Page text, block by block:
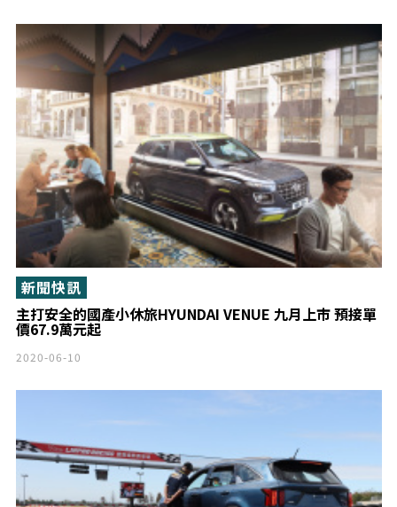
主打安全的國產小休旅HYUNDAI VENUE 九月上市 預接單
價67.9萬元起
新聞快訊
2020-06-10